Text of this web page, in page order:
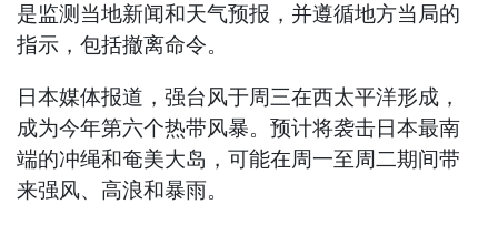
是监测当地新闻和天气预报，并遵循地方当局的
指示，包括撤离命令。
日本媒体报道，强台风于周三在西太平洋形成，
成为今年第六个热带风暴。预计将袭击日本最南
端的冲绳和奄美大岛，可能在周一至周二期间带
来强风、高浪和暴雨。